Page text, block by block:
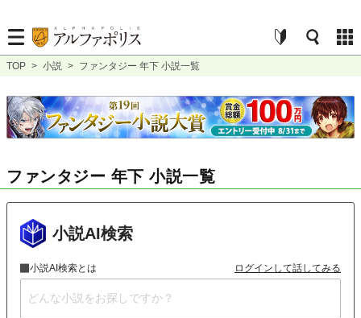
TOP > 小説 > ファンタジー 年下 小説一覧
ファンタジー 年下 小説一覧
小説AI検索
小説AI検索とは ログインして話してみる